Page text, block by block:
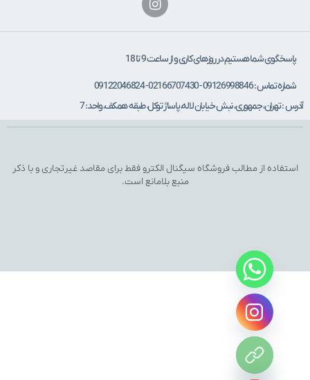
شما هستیم در روزهای کاری و از ساعت 9 تا 18
تماس : 09126998846 - 02166707430 - 09122046824
: تهران، جمهوری، نبش خیابان لاله، پاساژ توکل، طبقه همکف، واحد: 7
از مطالب فروشگاه سیگنال الکترو فقط برای مقاصد غیرتجاری و با ذکر
منبع بلامانع است.